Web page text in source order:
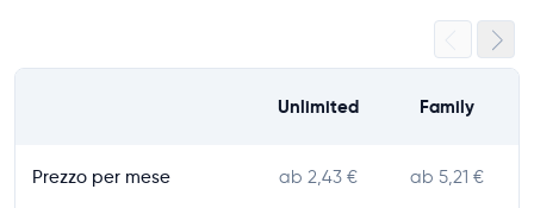
Unlimited Family
Prezzo per mese ab 2,43 € ab 5,21 €